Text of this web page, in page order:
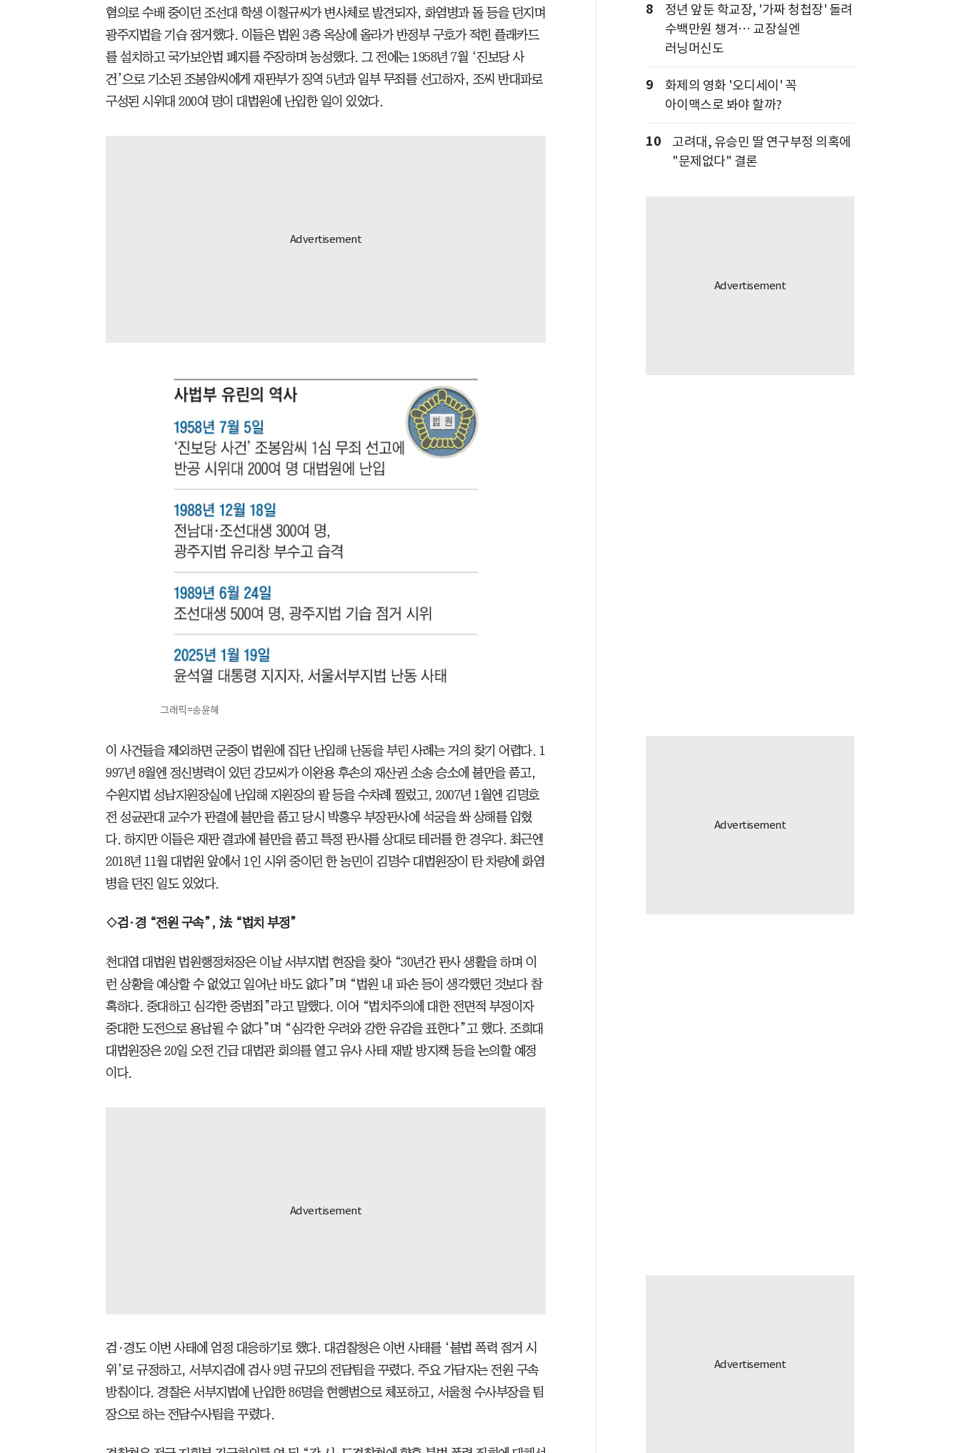
혐의로 수배 중이던 조선대 학생 이철규씨가 변사체로 발견되자, 화염병과 돌 등을 던지며
광주지법을 기습 점거했다. 이들은 법원 3층 옥상에 올라가 반정부 구호가 적힌 플래카드
를 설치하고 국가보안법 폐지를 주장하며 농성했다. 그 전에는 1958년 7월 ‘진보당 사
건’으로 기소된 조봉암씨에게 재판부가 징역 5년과 일부 무죄를 선고하자, 조씨 반대파로
구성된 시위대 200여 명이 대법원에 난입한 일이 있었다.
그래픽=송윤혜
이 사건들을 제외하면 군중이 법원에 집단 난입해 난동을 부린 사례는 거의 찾기 어렵다. 1
997년 8월엔 정신병력이 있던 강모씨가 이완용 후손의 재산권 소송 승소에 불만을 품고,
수원지법 성남지원장실에 난입해 지원장의 팔 등을 수차례 찔렀고, 2007년 1월엔 김명호
전 성균관대 교수가 판결에 불만을 품고 당시 박홍우 부장판사에 석궁을 쏴 상해를 입혔
다. 하지만 이들은 재판 결과에 불만을 품고 특정 판사를 상대로 테러를 한 경우다. 최근엔
2018년 11월 대법원 앞에서 1인 시위 중이던 한 농민이 김명수 대법원장이 탄 차량에 화염
병을 던진 일도 있었다.
◇검·경 “전원 구속”, 法 “법치 부정”
천대엽 대법원 법원행정처장은 이날 서부지법 현장을 찾아 “30년간 판사 생활을 하며 이
런 상황을 예상할 수 없었고 일어난 바도 없다”며 “법원 내 파손 등이 생각했던 것보다 참
혹하다. 중대하고 심각한 중범죄”라고 말했다. 이어 “법치주의에 대한 전면적 부정이자
중대한 도전으로 용납될 수 없다”며 “심각한 우려와 강한 유감을 표한다”고 했다. 조희대
대법원장은 20일 오전 긴급 대법관 회의를 열고 유사 사태 재발 방지책 등을 논의할 예정
이다.
검·경도 이번 사태에 엄정 대응하기로 했다. 대검찰청은 이번 사태를 ‘불법 폭력 점거 시
위’로 규정하고, 서부지검에 검사 9명 규모의 전담팀을 꾸렸다. 주요 가담자는 전원 구속
방침이다. 경찰은 서부지법에 난입한 86명을 현행범으로 체포하고, 서울청 수사부장을 팀
장으로 하는 전담수사팀을 꾸렸다.
8
정년 앞둔 학교장, '가짜 청첩장' 돌려
수백만원 챙겨… 교장실엔
러닝머신도
9
화제의 영화 '오디세이' 꼭
아이맥스로 봐야 할까?
10
고려대, 유승민 딸 연구부정 의혹에
"문제없다" 결론